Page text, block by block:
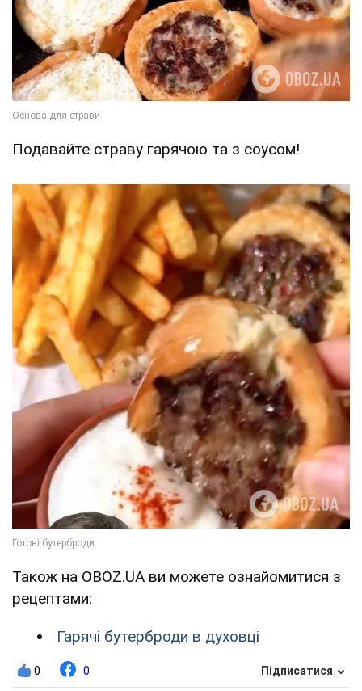
Подавайте страву гарячою та з соусом!
Також на OBOZ.UA ви можете ознайомитися з
рецептами:
Гарячі бутерброди в духовці
0 0 Підписатися